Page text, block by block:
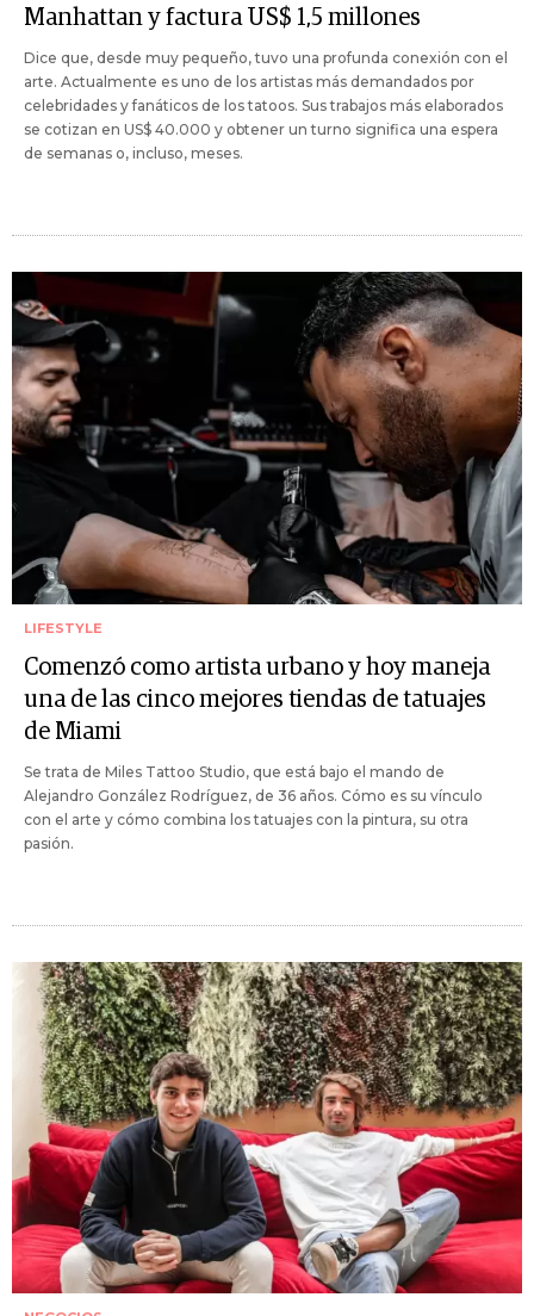
Manhattan y factura US$ 1,5 millones
Dice que, desde muy pequeño, tuvo una profunda conexión con el
arte. Actualmente es uno de los artistas más demandados por
celebridades y fanáticos de los tatoos. Sus trabajos más elaborados
se cotizan en US$ 40.000 y obtener un turno significa una espera
de semanas o, incluso, meses.
LIFESTYLE
Comenzó como artista urbano y hoy maneja
una de las cinco mejores tiendas de tatuajes
de Miami
Se trata de Miles Tattoo Studio, que está bajo el mando de
Alejandro González Rodríguez, de 36 años. Cómo es su vínculo
con el arte y cómo combina los tatuajes con la pintura, su otra
pasión.